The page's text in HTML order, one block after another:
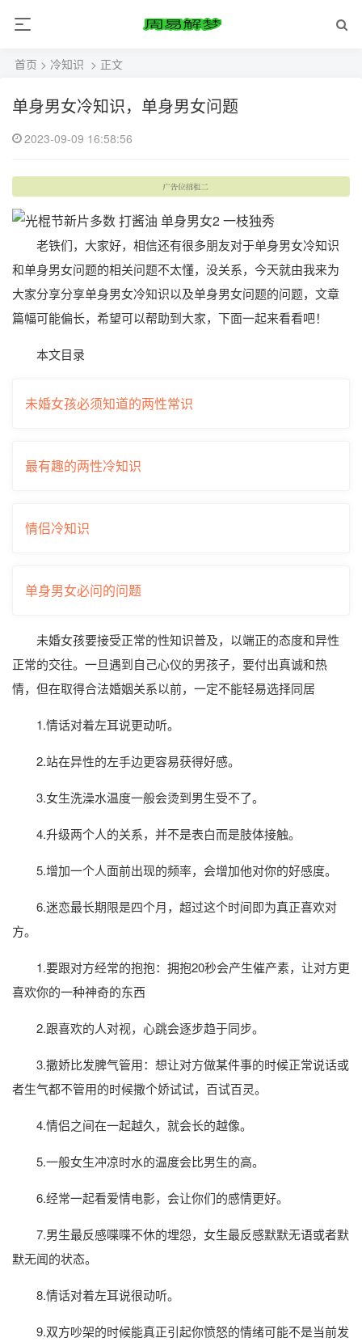
首页 > 冷知识 > 正文
单身男女冷知识，单身男女问题
2023-09-09 16:58:56
老铁们，大家好，相信还有很多朋友对于单身男女冷知识
和单身男女问题的相关问题不太懂，没关系，今天就由我来为
大家分享分享单身男女冷知识以及单身男女问题的问题，文章
篇幅可能偏长，希望可以帮助到大家，下面一起来看看吧！
本文目录
未婚女孩必须知道的两性常识
最有趣的两性冷知识
情侣冷知识
单身男女必问的问题
未婚女孩要接受正常的性知识普及，以端正的态度和异性
正常的交往。一旦遇到自己心仪的男孩子，要付出真诚和热
情，但在取得合法婚姻关系以前，一定不能轻易选择同居
1.情话对着左耳说更动听。
2.站在异性的左手边更容易获得好感。
3.女生洗澡水温度一般会烫到男生受不了。
4.升级两个人的关系，并不是表白而是肢体接触。
5.增加一个人面前出现的频率，会增加他对你的好感度。
6.迷恋最长期限是四个月，超过这个时间即为真正喜欢对
方。
1.要跟对方经常的抱抱：拥抱20秒会产生催产素，让对方更
喜欢你的一种神奇的东西
2.跟喜欢的人对视，心跳会逐步趋于同步。
3.撒娇比发脾气管用：想让对方做某件事的时候正常说话或
者生气都不管用的时候撒个娇试试，百试百灵。
4.情侣之间在一起越久，就会长的越像。
5.一般女生冲凉时水的温度会比男生的高。
6.经常一起看爱情电影，会让你们的感情更好。
7.男生最反感喋喋不休的埋怨，女生最反感默默无语或者默
默无闻的状态。
8.情话对着左耳说很动听。
9.双方吵架的时候能真正引起你愤怒的情绪可能不是当前发